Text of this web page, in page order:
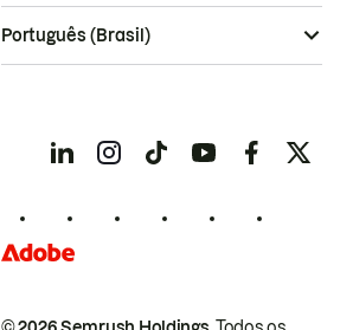
Português (Brasil)